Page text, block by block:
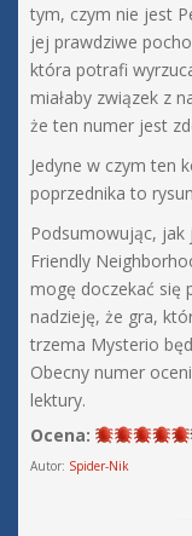
tym, czym nie jest
jej prawdziwe
która potrafi
miałaby związek z
że ten numer jest
Jedyne w czym ten
poprzednika to
Podsumowując, jak
Friendly
mogę doczekać się
nadzieję, że gra,
trzema Mysterio
Obecny numer
lektury.
Ocena:
Autor: Spider-Nik